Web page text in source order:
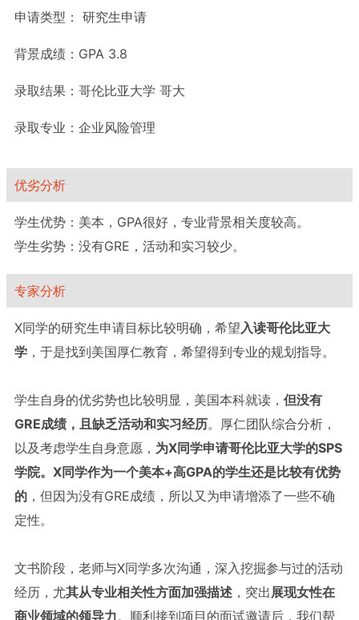
申请类型： 研究生申请
背景成绩： GPA 3.8
录取结果： 哥伦比亚大学 哥大
录取专业： 企业风险管理
优劣分析
学生优势：美本，GPA很好，专业背景相关度较高。
学生劣势：没有GRE，活动和实习较少。
专家分析
X同学的研究生申请目标比较明确，希望入读哥伦比亚大
学 ，于是找到美国厚仁教育，希望得到专业的规划指导。
学生自身的优劣势也比较明显，美国本科就读， 但没有
GRE成绩，且缺乏活动和实习经历。厚仁团队综合分析，
以及考虑学生自身意愿， 为X同学申请哥伦比亚大学的SPS
学院。X同学作为一个美本+高GPA的学生还是比较有优势
的 ，但因为没有GRE成绩，所以又为申请增添了一些不确
定性。
文书阶段，老师与X同学多次沟通，深入挖掘参与过的活动
经历，尤其从专业相关性方面加强描述 ，突出展现女性在
商业领域的领导力。顺利接到项目的面试邀请后，我们帮